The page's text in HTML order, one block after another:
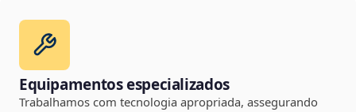
Equipamentos especializados
Trabalhamos com tecnologia apropriada, assegurando